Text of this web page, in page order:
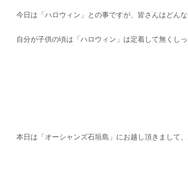
今日は「ハロウィン」との事ですが、皆さんはどん
自分が子供の頃は「ハロウィン」は定着して無くし
本日は「オーシャンズ石垣島」にお越し頂きまして